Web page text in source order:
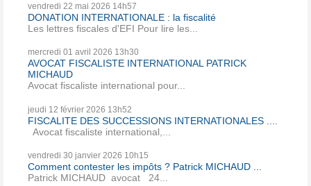
vendredi 22 mai 2026 14h57
DONATION INTERNATIONALE : la fiscalité
Les lettres fiscales d'EFI Pour lire les...
mercredi 01 avril 2026 13h30
AVOCAT FISCALISTE INTERNATIONAL PATRICK
MICHAUD
Avocat fiscaliste international pour...
jeudi 12 février 2026 13h52
FISCALITE DES SUCCESSIONS INTERNATIONALES ....
Avocat fiscaliste international,...
vendredi 30 janvier 2026 10h15
Comment contester les impôts ? Patrick MICHAUD ...
Patrick MICHAUD avocat 24...